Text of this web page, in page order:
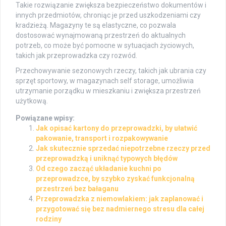
Takie rozwiązanie zwiększa bezpieczeństwo dokumentów i
innych przedmiotów, chroniąc je przed uszkodzeniami czy
kradzieżą. Magazyny te są elastyczne, co pozwala
dostosować wynajmowaną przestrzeń do aktualnych
potrzeb, co może być pomocne w sytuacjach życiowych,
takich jak przeprowadzka czy rozwód.
Przechowywanie sezonowych rzeczy, takich jak ubrania czy
sprzęt sportowy, w magazynach self storage, umożliwia
utrzymanie porządku w mieszkaniu i zwiększa przestrzeń
użytkową.
Powiązane wpisy:
Jak opisać kartony do przeprowadzki, by ułatwić
pakowanie, transport i rozpakowywanie
Jak skutecznie sprzedać niepotrzebne rzeczy przed
przeprowadzką i uniknąć typowych błędów
Od czego zacząć układanie kuchni po
przeprowadzce, by szybko zyskać funkcjonalną
przestrzeń bez bałaganu
Przeprowadzka z niemowlakiem: jak zaplanować i
przygotować się bez nadmiernego stresu dla całej
rodziny